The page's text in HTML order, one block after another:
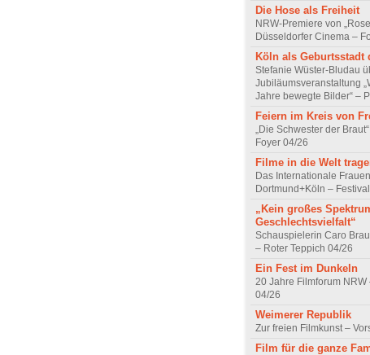
Die Hose als Freiheit
NRW-Premiere von
Düsseldorfer Cinema –
Köln als Geburtsstadt
Stefanie Wüster-Bludau
Jubiläumsveranstaltung
Jahre bewegte Bilder“ –
Feiern im Kreis von
„Die Schwester der
Foyer 04/26
Filme in die Welt
Das Internationale
Dortmund+Köln –
„Kein großes
Geschlechtsvielfalt“
Schauspielerin Caro
– Roter Teppich 04/26
Ein Fest im Dunkeln
20 Jahre Filmforum NRW
04/26
Weimerer Republik
Zur freien Filmkunst –
Film für die ganze